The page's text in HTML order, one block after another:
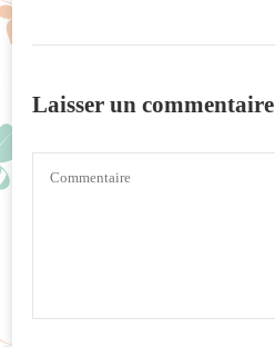
Laisser un commentaire